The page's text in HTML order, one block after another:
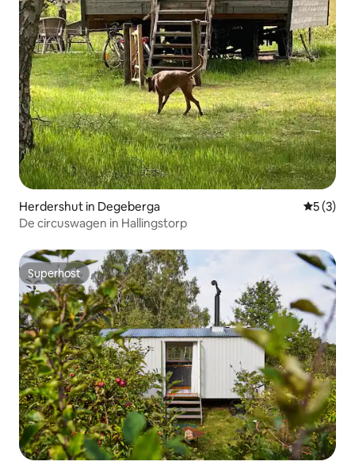
Herdershut in Degeberga
5 (3)
De circuswagen in Hallingstorp
Superhost
Superhost